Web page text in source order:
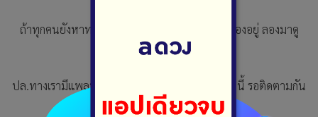
ถ้าทุกคนยังหาทางการใช้ชีวิตหรือกำลังค้นหาตัวเองอยู่ ลองมาดู
ศาสตร์นี้ด้วยกันไหมคะ?
ปล.ทางเรามีแพลนจะให้เปิดอ่าน Bodygraph เร็วๆนี้ รอติดตามกัน
ด้วยนะคะ !!